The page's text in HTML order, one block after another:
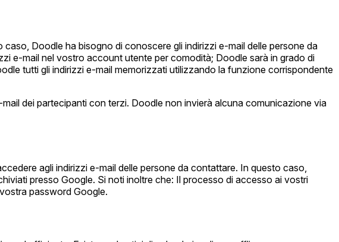
Doodle ha bisogno di conoscere gli indirizzi e-mail delle persone da
e-mail nel vostro account utente per comodità; Doodle sarà in grado di
tutti gli indirizzi e-mail memorizzati utilizzando la funzione corrispondente
dei partecipanti con terzi. Doodle non invierà alcuna comunicazione via
agli indirizzi e-mail delle persone da contattare. In questo caso,
presso Google. Si noti inoltre che: Il processo di accesso ai vostri
password Google.